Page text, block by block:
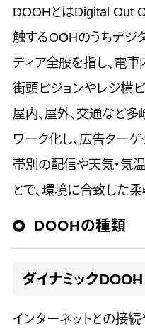
DOOHとはDigital Out
触するOOHのうちデジ
ディア全般を指し、電車
街頭ビジョンやレジ横
屋内、屋外、交通など
ワーク化し、広告ター
帯別の配信や天気・気
とで、環境に合致した
DOOHの種類
ダイナミックDOOH
インターネットとの接